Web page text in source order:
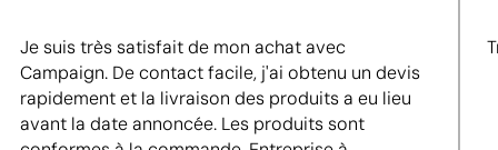
Je suis très satisfait de mon achat avec
Campaign. De contact facile, j'ai obtenu un devis
rapidement et la livraison des produits a eu lieu
avant la date annoncée. Les produits sont